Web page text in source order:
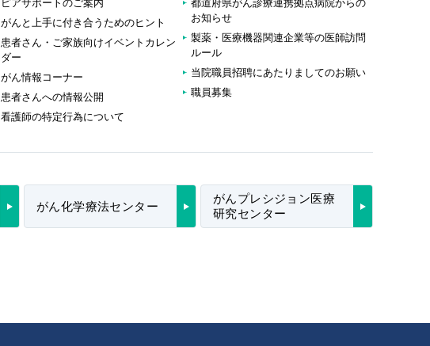
ピアサポートのご案内
がんと上手に付き合うためのヒント
患者さん・ご家族向けイベントカレン
ダー
がん情報コーナー
患者さんへの情報公開
看護師の特定行為について
都道府県がん診療連携拠点病院からの
お知らせ
製薬・医療機器関連企業等の医師訪問
ルール
当院職員招聘にあたりましてのお願い
職員募集
がん化学療法センター
がんプレシジョン医療
研究センター